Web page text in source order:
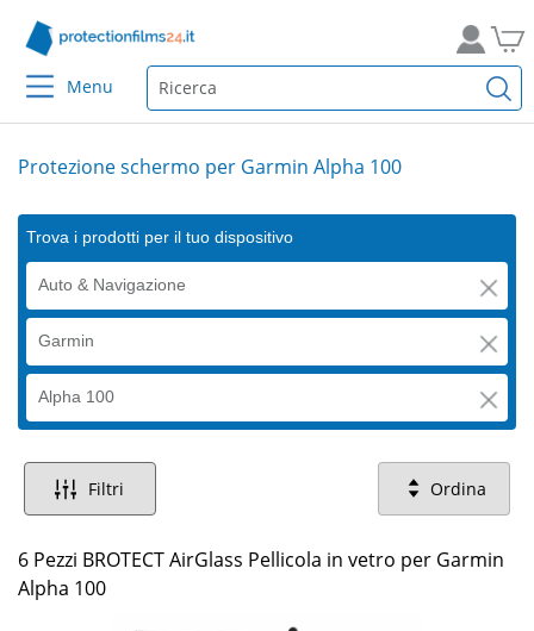
Menu
Protezione schermo per Garmin Alpha 100
Trova i prodotti per il tuo dispositivo
Auto & Navigazione
Garmin
Alpha 100
Filtri Ordina
6 Pezzi BROTECT AirGlass Pellicola in vetro per Garmin
Alpha 100